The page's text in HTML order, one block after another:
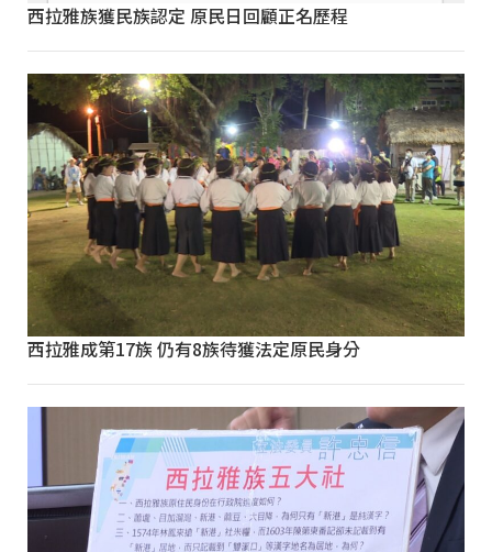
西拉雅族獲民族認定 原民日回顧正名歷程
西拉雅成第17族 仍有8族待獲法定原民身分